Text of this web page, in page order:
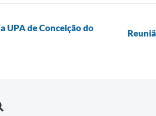
UPA de Conceição do